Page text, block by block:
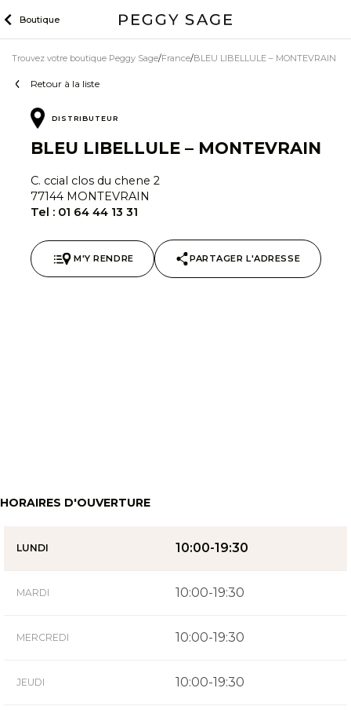
to
Boutique
Retour à la liste
Trouvez votre boutique Peggy Sage France BLEU LIBELLULE – MONTEVRAIN
DISTRIBUTEUR
BLEU LIBELLULE – MONTEVRAIN
C. ccial clos du chene 2
77144 MONTEVRAIN
Tel : 01 64 44 13 31
M'Y RENDRE PARTAGER L'ADRESSE
HORAIRES D'OUVERTURE
LUNDI 10:00-19:30
MARDI 10:00-19:30
MERCREDI 10:00-19:30
JEUDI 10:00-19:30